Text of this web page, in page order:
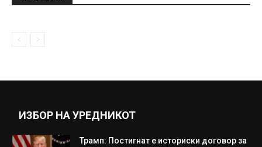
ИЗБОР НА УРЕДНИКОТ
Трамп: Постигнат е историски договор за